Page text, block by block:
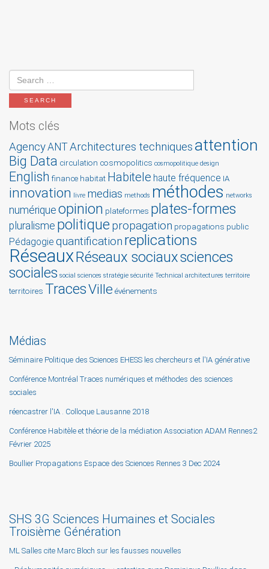
Mots clés
AgencyANTArchitectures techniques attention
Big Data circulation cosmopolitics cosmopolitique design
English finance habitat Habitele haute fréquence IA
innovation livre medias methods méthodes networks
numérique opinion plateformes plates-formes
pluralisme politique propagation propagations public
Pédagogie quantification replications
RéseauxRéseaux sociauxsciences
sociales social sciences stratégie sécurité Technical architectures territoire
territoires TracesVille événements
Médias
Séminaire Politique des Sciences EHESS les chercheurs et l'IA générative
Conférence Montréal Traces numériques et méthodes des sciences
sociales
réencastrer l'IA . Colloque Lausanne 2018
Conférence Habitèle et théorie de la médiation Association ADAM Rennes2
Février 2025
Boullier Propagations Espace des Sciences Rennes 3 Dec 2024
SHS 3G Sciences Humaines et Sociales
Troisième Génération
ML Salles cite Marc Bloch sur les fausses nouvelles